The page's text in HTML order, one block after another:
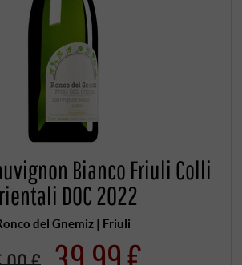
Bianco Friuli Colli
DOC 2022
del Gnemiz | Friuli